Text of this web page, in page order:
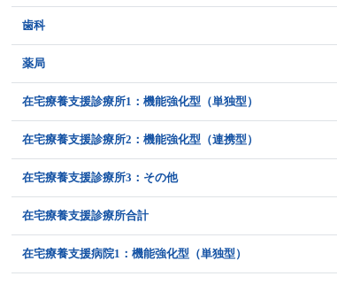
歯科
薬局
在宅療養支援診療所1：機能強化型（単独型）
在宅療養支援診療所2：機能強化型（連携型）
在宅療養支援診療所3：その他
在宅療養支援診療所合計
在宅療養支援病院1：機能強化型（単独型）